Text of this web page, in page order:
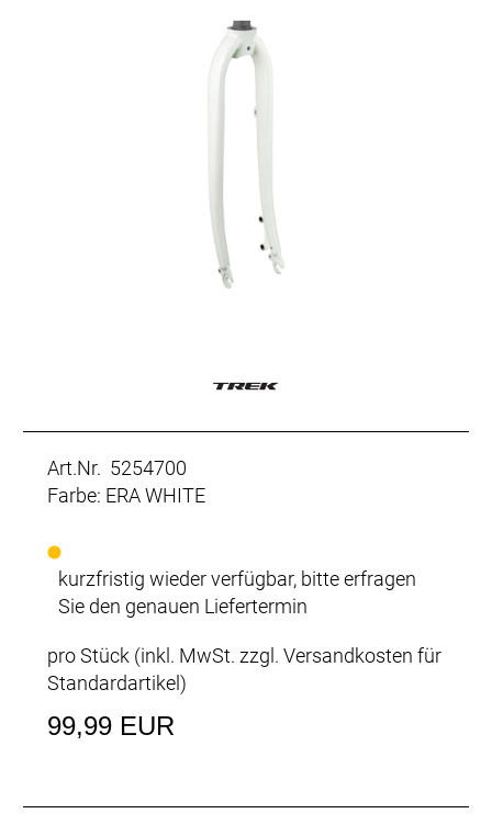
Art.Nr. 5254700
Farbe: ERA WHITE
kurzfristig wieder verfügbar, bitte erfragen
Sie den genauen Liefertermin
pro Stück (inkl. MwSt. zzgl. Versandkosten für
Standardartikel)
99,99 EUR